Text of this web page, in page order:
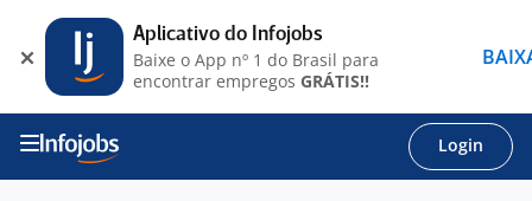
Login
Aplicativo do Infojobs
Baixe o App nº 1 do Brasil para
encontrar empregos GRÁTIS!!